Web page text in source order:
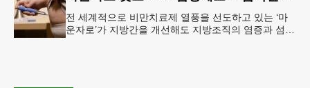
전 세계적으로 비만치료제 열풍을 선도하고 있는 ‘마
운자로’가 지방간을 개선해도 지방조직의 염증과 섬유